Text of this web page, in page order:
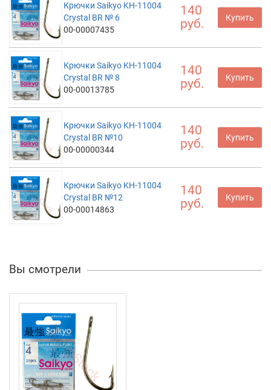
Крючки Saikyo KH-11004
Crystal BR № 6
00-00007435
140
руб.
Купить
Крючки Saikyo KH-11004
Crystal BR № 8
00-00013785
140
руб.
Купить
Крючки Saikyo KH-11004
Crystal BR №10
00-00000344
140
руб.
Купить
Крючки Saikyo KH-11004
Crystal BR №12
00-00014863
140
руб.
Купить
Вы смотрели